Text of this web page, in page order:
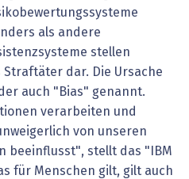
als andere
stellen
dar. Die Ursache
auch "Bias" genannt.
verarbeiten und
von unseren
beeinflusst", stellt das "IBM
für Menschen gilt, gilt auch